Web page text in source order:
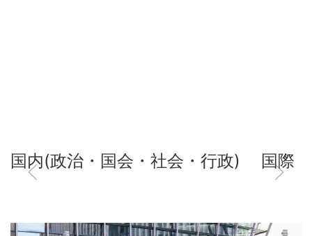
国内(政治・国会・社会・行政) 国際